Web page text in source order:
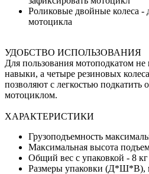
Роликовые двойные колеса -
мотоцикла
УДОБСТВО ИСПОЛЬЗОВАНИЯ
Для пользования мотоподкатом
навыки, а четыре резиновых
позволяют с легкостью подкатить
мотоциклом.
ХАРАКТЕРИСТИКИ
Грузоподъемность
Максимальная высота
Общий вес с упаковкой - 8 кг
Размеры упаковки (Д*Ш*В),